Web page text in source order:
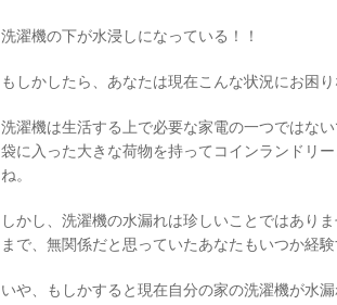
洗濯機の下が水浸しになっている！！
もしかしたら、あなたは現在こんな状況にお困
洗濯機は生活する上で必要な家電の一つではな
袋に入った大きな荷物を持ってコインランドリ
ね。
しかし、洗濯機の水漏れは珍しいことではあり
まで、無関係だと思っていたあなたもいつか経験
いや、もしかすると現在自分の家の洗濯機が水